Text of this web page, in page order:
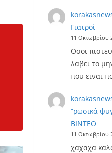
Γιατροί
11 Οκτωβρίου
Οσοι
λαβει το
που ειναι
“ρωσικά
ΒΙΝΤΕΟ
11 Οκτωβρίου
χαχαχα